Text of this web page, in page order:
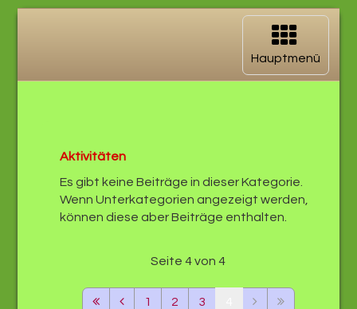
Navigation
aufklappen
Hauptmenü
Aktivitäten
Es gibt keine Beiträge in dieser Kategorie.
Wenn Unterkategorien angezeigt werden,
können diese aber Beiträge enthalten.
Seite 4 von 4
1 2 3